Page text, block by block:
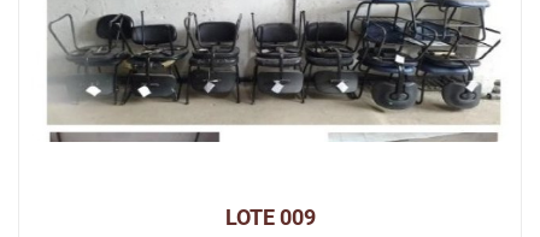
LOTE 009